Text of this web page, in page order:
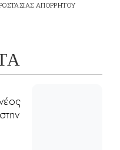
ΑΠΟΡΡΗΤΟΥ